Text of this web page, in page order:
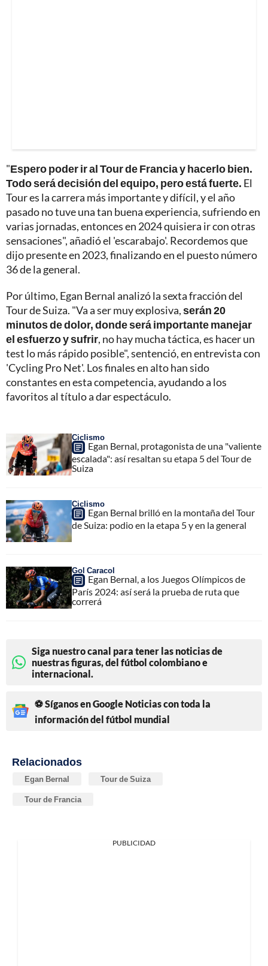
"Espero poder ir al Tour de Francia y hacerlo bien.
Todo será decisión del equipo, pero está fuerte. El
Tour es la carrera más importante y difícil, y el año
pasado no tuve una tan buena experiencia, sufriendo en
varias jornadas, entonces en 2024 quisiera ir con otras
sensaciones", añadió el 'escarabajo'. Recordemos que
dijo presente en 2023, finalizando en el puesto número
36 de la general.
Por último, Egan Bernal analizó la sexta fracción del
Tour de Suiza. "Va a ser muy explosiva,serán 20
minutos de dolor, donde será importante manejar
el esfuerzo y sufrir, no hay mucha táctica, es hacer un
test lo más rápido posible", sentenció, en entrevista con
'Cycling Pro Net'. Los finales en alto han sido
constantes en esta competencia, ayudando a los
favoritos al título a dar espectáculo.
Ciclismo
Egan Bernal, protagonista de una "valiente
escalada": así resaltan su etapa 5 del Tour de
Suiza
Ciclismo
Egan Bernal brilló en la montaña del Tour
de Suiza: podio en la etapa 5 y en la general
Gol Caracol
Egan Bernal, a los Juegos Olímpicos de
París 2024: así será la prueba de ruta que
correrá
Siga nuestro canal para tener las noticias de
nuestras figuras, del fútbol colombiano e
internacional.
⚽ Síganos en Google Noticias con toda la
información del fútbol mundial
Relacionados
Egan Bernal Tour de Suiza
Tour de Francia
PUBLICIDAD